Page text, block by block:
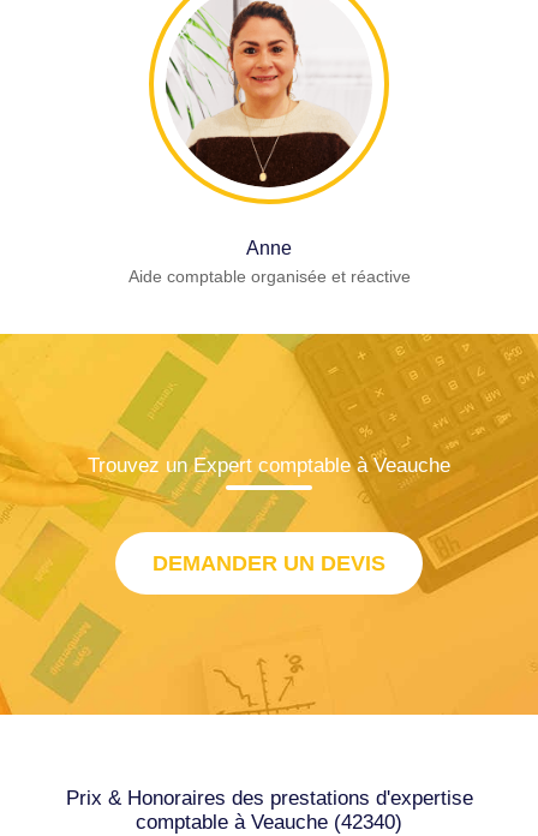
Anne
Aide comptable organisée et réactive
Trouvez un Expert comptable à Veauche
DEMANDER UN DEVIS
Prix & Honoraires des prestations d'expertise
comptable à Veauche (42340)